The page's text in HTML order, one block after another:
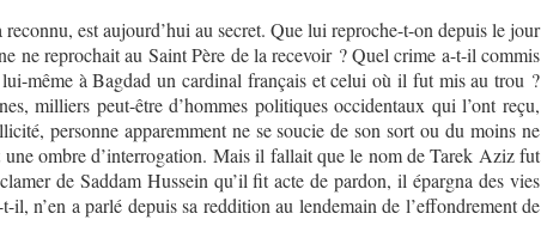
est aujourd’hui au secret. Que lui reproche-t-on depuis le jour
ne reprochait au Saint Père de la recevoir ? Quel crime a-t-il commis
même à Bagdad un cardinal français et celui où il fut mis au trou ?
milliers peut-être d’hommes politiques occidentaux qui l’ont reçu,
personne apparemment ne se soucie de son sort ou du moins ne
une ombre d’interrogation. Mais il fallait que le nom de Tarek Aziz fut
de Saddam Hussein qu’il fit acte de pardon, il épargna des vies
il, n’en a parlé depuis sa reddition au lendemain de l’effondrement de